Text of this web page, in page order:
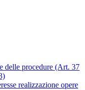
delle procedure (Art. 37
realizzazione opere